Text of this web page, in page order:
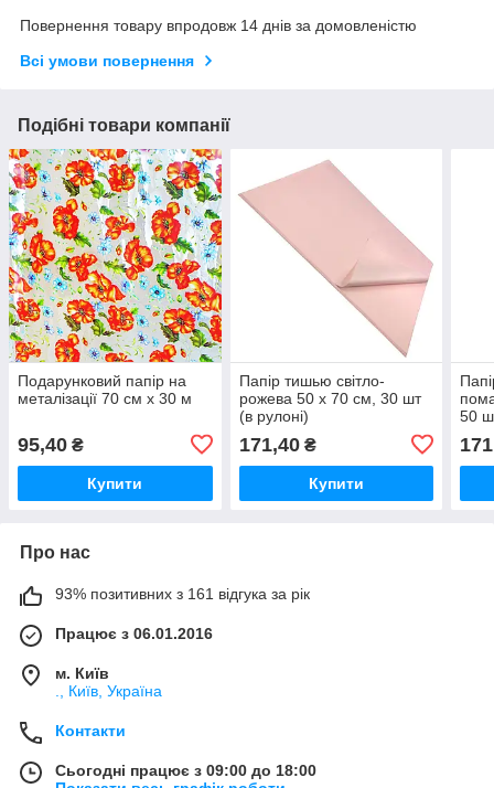
Повернення товару впродовж 14 днів за домовленістю
Всі умови повернення
Подібні товари компанії
Подарунковий папір на
металізації 70 см х 30 м
95,40 ₴
Купити
Папір тишью світло-
рожева 50 х 70 см, 30 шт
(в рулоні)
171,40₴
Купити
50
Про нас
93% позитивних з 161 відгука за рік
Працює з 06.01.2016
м. Київ
., Київ, Україна
Контакти
Сьогодні працює з 09:00 до 18:00